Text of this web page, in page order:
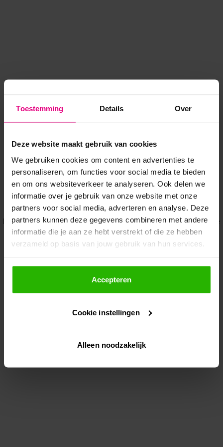
Toestemming Details Over
Deze website maakt gebruik van cookies
We gebruiken cookies om content en advertenties te
personaliseren, om functies voor social media te bieden
en om ons websiteverkeer te analyseren. Ook delen we
informatie over je gebruik van onze website met onze
partners voor social media, adverteren en analyse. Deze
partners kunnen deze gegevens combineren met andere
informatie die je aan ze hebt verstrekt of die ze hebben
verzameld op basis van jouw gebruik van hun services.
Als je op "Accepteer" klikt, dan geef je Voordeeluitjes.nl
toestemming om cookies voor social media en
gepersonaliseerde advertenties te plaatsen.
Lees hier meer over in onsprivacybeleid
Via "Cookie instellingen" kun je ook zelf instellen welke
Accepteren
Cookie instellingen
Alleen noodzakelijk
Application error: a client-side exception has occurred while
loadingwww.voordeeluitjes.nl (see the browser console for more
information).